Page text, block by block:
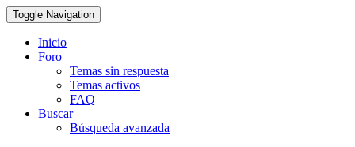
Toggle Navigation
Inicio
Foro
Temas sin respuesta
Temas activos
FAQ
Buscar
Búsqueda avanzada